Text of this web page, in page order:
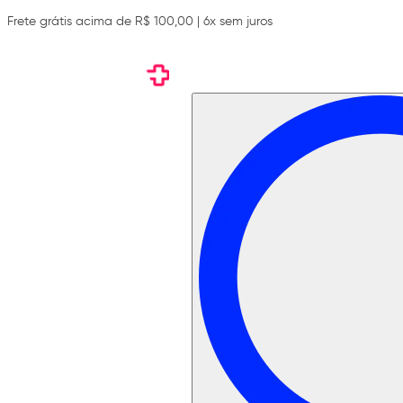
Frete grátis acima de R$ 100,00 | 6x sem juros